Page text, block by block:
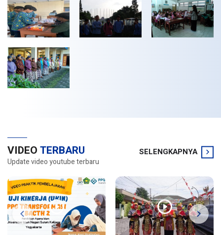
VIDEOTERBARU
Update video youtube terbaru
SELENGKAPNYA